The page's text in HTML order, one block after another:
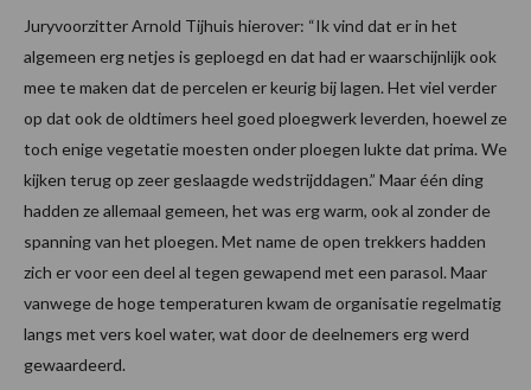
Juryvoorzitter Arnold Tijhuis hierover: “Ik vind dat er in het
algemeen erg netjes is geploegd en dat had er waarschijnlijk ook
mee te maken dat de percelen er keurig bij lagen. Het viel verder
op dat ook de oldtimers heel goed ploegwerk leverden, hoewel ze
toch enige vegetatie moesten onder ploegen lukte dat prima. We
kijken terug op zeer geslaagde wedstrijddagen.” Maar één ding
hadden ze allemaal gemeen, het was erg warm, ook al zonder de
spanning van het ploegen. Met name de open trekkers hadden
zich er voor een deel al tegen gewapend met een parasol. Maar
vanwege de hoge temperaturen kwam de organisatie regelmatig
langs met vers koel water, wat door de deelnemers erg werd
gewaardeerd.